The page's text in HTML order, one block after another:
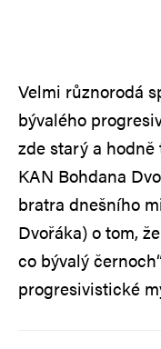
Velmi různorodá
bývalého
zde starý a
KAN Bohdana
bratra dnešního
Dvořáka) o tom,
co bývalý
progresivistické